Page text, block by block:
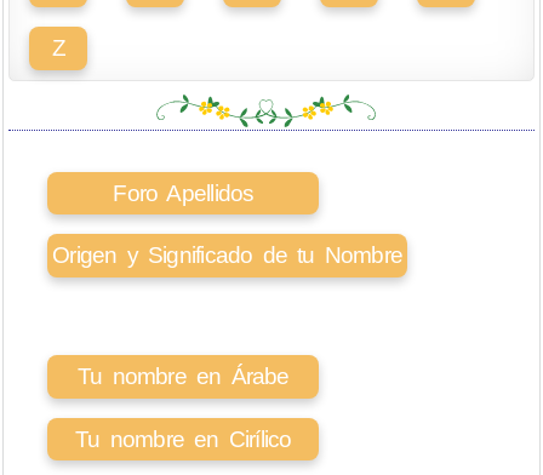
Z
Foro Apellidos
Origen y Significado de tu Nombre
Tu nombre en Árabe
Tu nombre en Cirílico